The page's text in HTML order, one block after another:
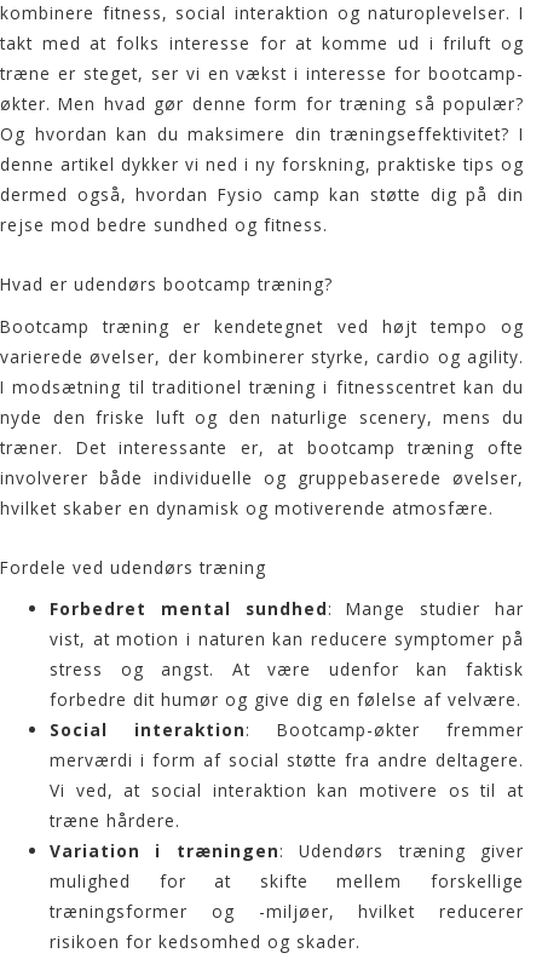
kombinere fitness, social interaktion og naturoplevelser. I
takt med at folks interesse for at komme ud i friluft og
træne er steget, ser vi en vækst i interesse for bootcamp-
økter. Men hvad gør denne form for træning så populær?
Og hvordan kan du maksimere din træningseffektivitet? I
denne artikel dykker vi ned i ny forskning, praktiske tips og
dermed også, hvordan Fysio camp kan støtte dig på din
rejse mod bedre sundhed og fitness.
Hvad er udendørs bootcamp træning?
Bootcamp træning er kendetegnet ved højt tempo og
varierede øvelser, der kombinerer styrke, cardio og agility.
I modsætning til traditionel træning i fitnesscentret kan du
nyde den friske luft og den naturlige scenery, mens du
træner. Det interessante er, at bootcamp træning ofte
involverer både individuelle og gruppebaserede øvelser,
hvilket skaber en dynamisk og motiverende atmosfære.
Fordele ved udendørs træning
Forbedret mental sundhed: Mange studier har
vist, at motion i naturen kan reducere symptomer på
stress og angst. At være udenfor kan faktisk
forbedre dit humør og give dig en følelse af velvære.
Social interaktion: Bootcamp-økter fremmer
merværdi i form af social støtte fra andre deltagere.
Vi ved, at social interaktion kan motivere os til at
træne hårdere.
Variation i træningen: Udendørs træning giver
mulighed for at skifte mellem forskellige
træningsformer og -miljøer, hvilket reducerer
risikoen for kedsomhed og skader.